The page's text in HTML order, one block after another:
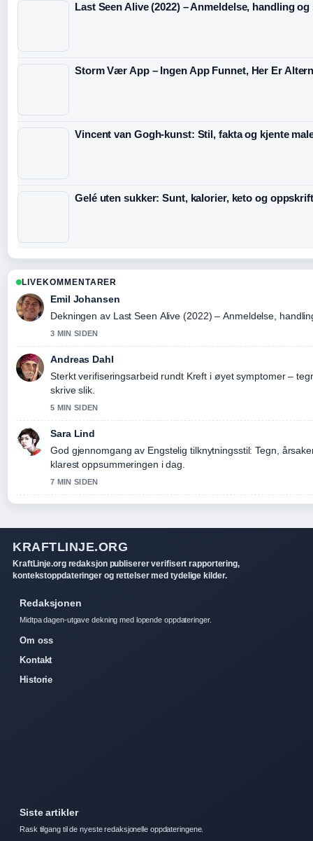
Last Seen Alive (2022) – Anmeldelse, handling
Storm Vær App – Ingen App Funnet, Her Er
Vincent van Gogh-kunst: Stil, fakta og kjente
Gelé uten sukker: Sunt, kalorier, keto og
LIVEKOMMENTARER
Emil Johansen
Dekningen av Last Seen Alive (2022) – Anmeldelse,
3 MIN SIDEN
Andreas Dahl
Sterkt verifiseringsarbeid rundt Kreft i øyet symptomer –
skrive slik.
5 MIN SIDEN
Sara Lind
God gjennomgang av Engstelig tilknytningsstil: Tegn,
klarest oppsummeringen i dag.
7 MIN SIDEN
KRAFTLINJE.ORG
KraftLinje.org redaksjon publiserer verifisert rapportering,
kontekstoppdateringer og rettelser med tydelige kilder.
Redaksjonen
Midtpa dagen-utgave dekning med lopende oppdateringer.
Om oss
Kontakt
Historie
Siste artikler
Rask tilgang til de nyeste redaksjonelle oppdateringene.